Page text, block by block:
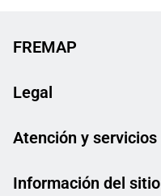
FREMAP
Legal
Atención y servicios
Información del sitio